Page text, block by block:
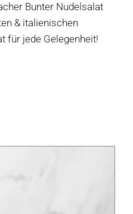
Bunter Nudelsalat
& italienischen
für jede Gelegenheit!